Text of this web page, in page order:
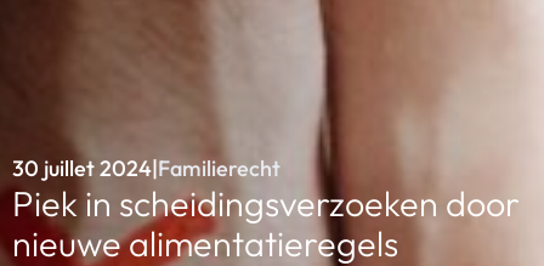
30 juillet 2024|Familierecht
Piek in scheidingsverzoeken door
nieuwe alimentatieregels